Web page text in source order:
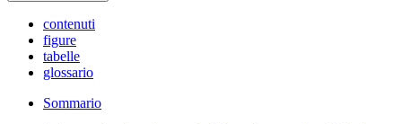
contenuti
figure
tabelle
glossario
Sommario